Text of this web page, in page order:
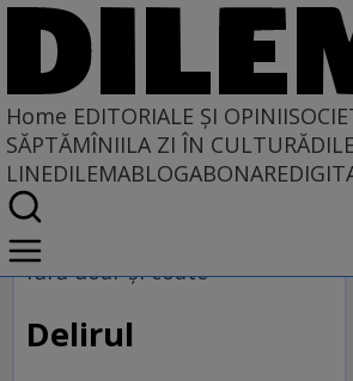
Home EDITORIALE ȘI OPINII
SĂPTĂMÎNIILA ZI ÎN CULTURĂ
LINEDILEMABLOGABONARE
Home
EDITORIALE ȘI OPINII
TÎLC SHOW
fără doar şi coate
Delirul